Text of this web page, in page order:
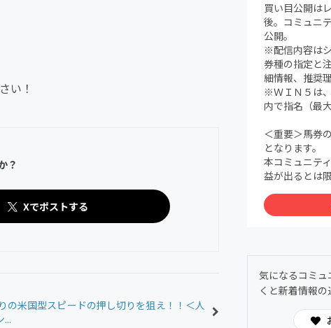
い！
？
Xでポストする
の米国型スピードの押し切りを狙え！！＜人
...
買い目公開は
後。コミュニ
公開。
※配信内容は
券種の指定と
細情報、推奨
※ＷＩＮ５は
内で指名（最
＜重要＞馬券
となります。
本コミュニテ
益が出るとは
気になるコミ
くと新着情報の